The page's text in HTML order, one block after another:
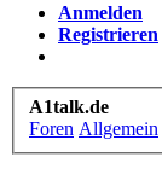
Anmelden
Registrieren
A1talk.de
Foren Allgemein